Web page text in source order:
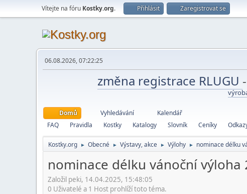
Vítejte na fóru Kostky.org. Přihlásit Zaregistrovat se
06.08.2026, 07:22:25
změna registrace RLUGU -
Domů Vyhledávání
Kalendář
FAQ
Pravidla Kostky Katalogy Slovník Ceníky
Kostky.org ► Obecné ► Výstavy, akce ► Výlohy ► nominace délku
nominace délku vánoční výloha
Založil peki, 14.04.2025, 15:48:05
0 Uživatelé a 1 Host prohlíží toto téma.